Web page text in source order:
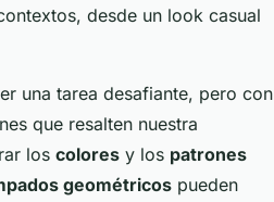
desde un look casual
una tarea desafiante, pero con
que resalten nuestra
los colores y los patrones
geométricos pueden